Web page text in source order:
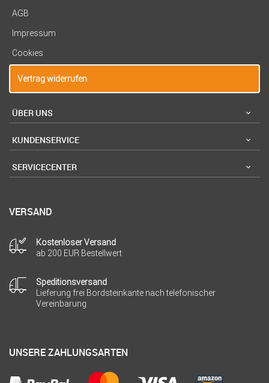
AGB
Impressum
Cookies
Vertrag widerrufen
ÜBER UNS
KUNDENSERVICE
SERVICECENTER
VERSAND
Kostenloser Versand
ab 200 EUR Bestellwert
Speditionsversand
Lieferung frei Bordsteinkante nach telefonischer
Vereinbarung
UNSERE ZAHLUNGSARTEN